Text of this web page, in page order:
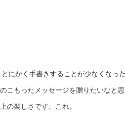
にかく手書きすることが少なくなっ
こもったメッセージを贈りたいなと
の楽しさです、これ。